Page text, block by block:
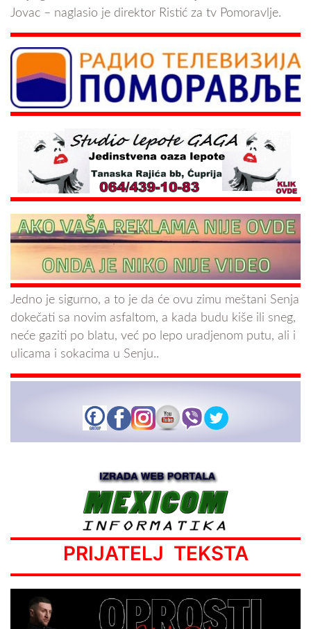
Jovac – naglasio je direktor Ristić za tv Pomoravlje.
Jedno je sigurno, a to je da će ovu zimu meštani Senja
dokečati sa novim asfaltom, a kada budu kiše ili sneg,
neće gaziti po blatu, već po lepo uradjenom putu, ali i
ulicama i sokacima u Senju..
PRIJATELJ TEKSTA